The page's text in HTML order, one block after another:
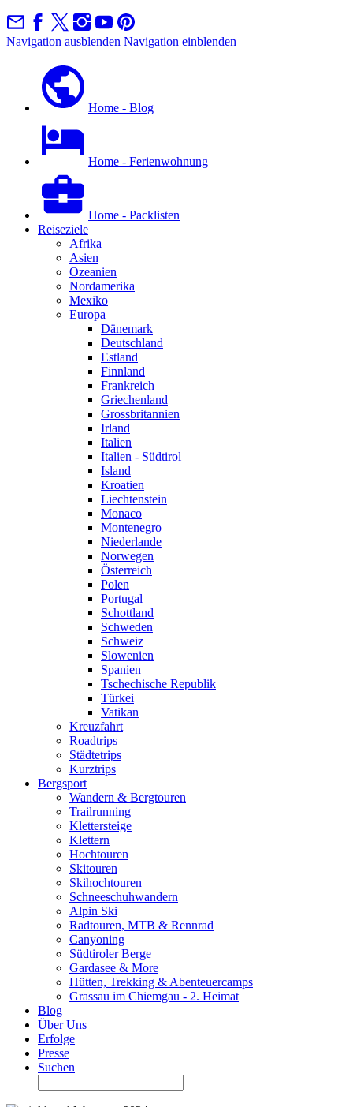
Navigation ausblenden Navigation einblenden
Home - Blog
Home - Ferienwohnung
Home - Packlisten
Reiseziele
Afrika
Asien
Ozeanien
Nordamerika
Mexiko
Europa
Dänemark
Deutschland
Estland
Finnland
Frankreich
Griechenland
Grossbritannien
Irland
Italien
Italien - Südtirol
Island
Kroatien
Liechtenstein
Monaco
Montenegro
Niederlande
Norwegen
Österreich
Polen
Portugal
Schottland
Schweden
Schweiz
Slowenien
Spanien
Tschechische Republik
Türkei
Vatikan
Kreuzfahrt
Roadtrips
Städtetrips
Kurztrips
Bergsport
Wandern & Bergtouren
Trailrunning
Klettersteige
Klettern
Hochtouren
Skitouren
Skihochtouren
Schneeschuhwandern
Alpin Ski
Radtouren, MTB & Rennrad
Canyoning
Südtiroler Berge
Gardasee & More
Hütten, Trekking & Abenteuercamps
Grassau im Chiemgau - 2. Heimat
Blog
Über Uns
Erfolge
Presse
Suchen